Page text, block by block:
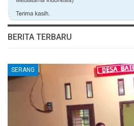
BERITA TERBARU
SERANG